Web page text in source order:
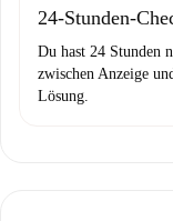
24-Stunden-
Du hast 24 Stunden
zwischen Anzeige
Lösung.